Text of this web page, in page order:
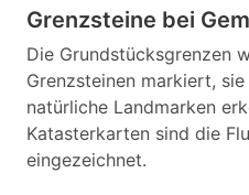
Grenzsteine bei
Die Grundstücksgrenzen
Grenzsteinen markiert,
natürliche Landmarken
Katasterkarten sind die
eingezeichnet.